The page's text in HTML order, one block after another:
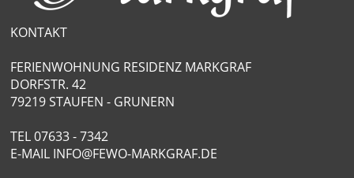
KONTAKT
FERIENWOHNUNG RESIDENZ MARKGRAF
DORFSTR. 42
79219 STAUFEN - GRUNERN
TEL07633 - 7342
E-MAIL INFO@FEWO-MARKGRAF.DE